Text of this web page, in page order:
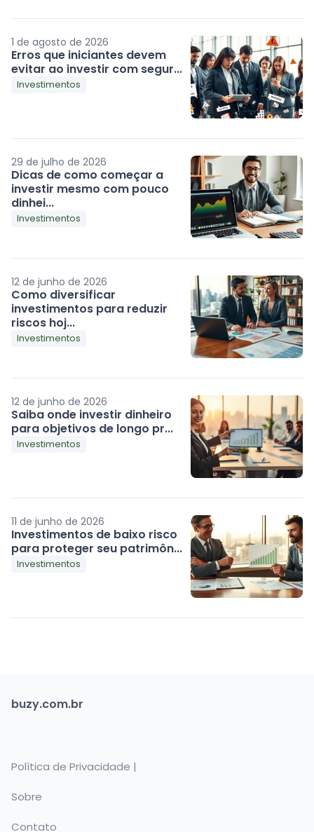
1 de agosto de 2026
Erros que iniciantes devem
evitar ao investir com segur...
Investimentos
29 de julho de 2026
Dicas de como começar a
investir mesmo com pouco
dinhei...
Investimentos
12 de junho de 2026
Como diversificar
investimentos para reduzir
riscos hoj...
Investimentos
12 de junho de 2026
Saiba onde investir dinheiro
para objetivos de longo pr...
Investimentos
11 de junho de 2026
Investimentos de baixo risco
para proteger seu patrimôn...
Investimentos
buzy.com.br
Política de Privacidade |
Sobre
Contato